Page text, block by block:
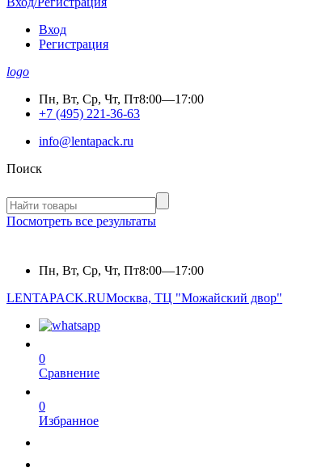
Вход
Регистрация
logo
Пн, Вт, Ср, Чт, Пт8:00—17:00
+7 (495) 221-36-63
info@lentapack.ru
Поиск
Посмотреть все результаты
Пн, Вт, Ср, Чт, Пт8:00—17:00
LENTAPACK.RUМосква, ТЦ "Можайский двор"
0
Сравнение
0
Избранное